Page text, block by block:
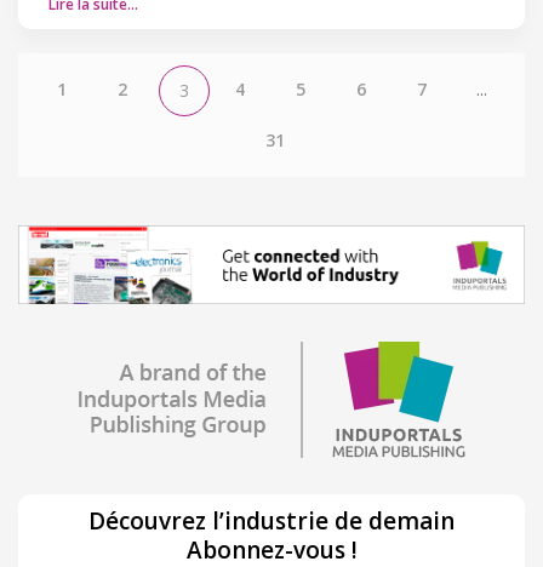
1 2 3 4 5 6 7 ...
31
Découvrez l’industrie de demain
Abonnez-vous !